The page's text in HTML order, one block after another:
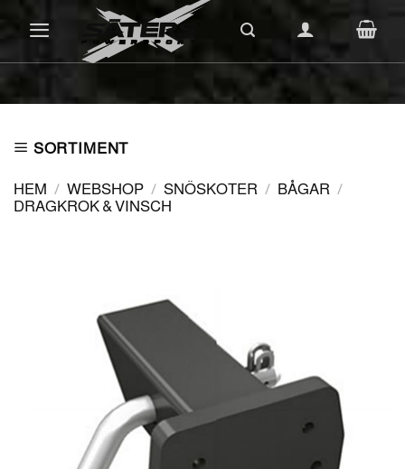
SORTIMENT
HEM / WEBSHOP / SNÖSKOTER / BÅGAR /
DRAGKROK & VINSCH